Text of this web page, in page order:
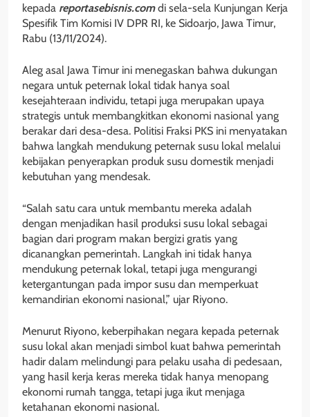
kepada reportasebisnis.comdi sela-sela Kunjungan Kerja
Spesifik Tim Komisi IV DPR RI, ke Sidoarjo, Jawa Timur,
Rabu (13/11/2024).
Aleg asal Jawa Timur ini menegaskan bahwa dukungan
negara untuk peternak lokal tidak hanya soal
kesejahteraan individu, tetapi juga merupakan upaya
strategis untuk membangkitkan ekonomi nasional yang
berakar dari desa-desa. Politisi Fraksi PKS ini menyatakan
bahwa langkah mendukung peternak susu lokal melalui
kebijakan penyerapkan produk susu domestik menjadi
kebutuhan yang mendesak.
“Salah satu cara untuk membantu mereka adalah
dengan menjadikan hasil produksi susu lokal sebagai
bagian dari program makan bergizi gratis yang
dicanangkan pemerintah. Langkah ini tidak hanya
mendukung peternak lokal, tetapi juga mengurangi
ketergantungan pada impor susu dan memperkuat
kemandirian ekonomi nasional,” ujar Riyono.
Menurut Riyono, keberpihakan negara kepada peternak
susu lokal akan menjadi simbol kuat bahwa pemerintah
hadir dalam melindungi para pelaku usaha di pedesaan,
yang hasil kerja keras mereka tidak hanya menopang
ekonomi rumah tangga, tetapi juga ikut menjaga
ketahanan ekonomi nasional.